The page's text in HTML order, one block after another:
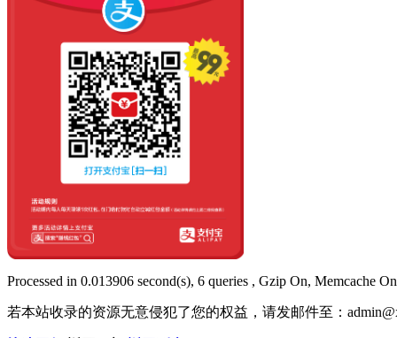
Processed in 0.013906 second(s), 6 queries , Gzip On, Memcache
若本站收录的资源无意侵犯了您的权益，请发邮件至：